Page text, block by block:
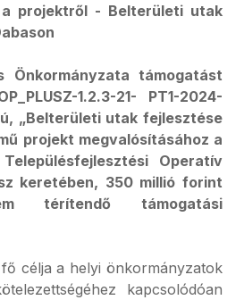
projektről - Belterületi utak
Önkormányzata támogatást
1.2.3-21- PT1-2024-
„Belterületi utak fejlesztése
projekt megvalósításához a
Operatív
keretében, 350 millió forint
térítendő támogatási
célja a helyi önkormányzatok
kapcsolódóan